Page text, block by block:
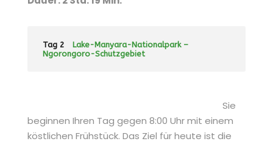
Tag 2
Lake-Manyara-Nationalpark –
Ngorongoro-Schutzgebiet
Sie
beginnen Ihren Tag gegen 8:00 Uhr mit einem
köstlichen Frühstück. Das Ziel für heute ist die